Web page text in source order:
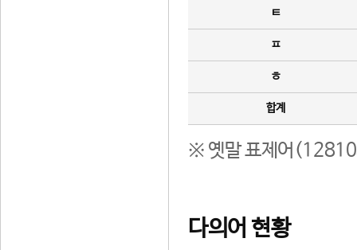
ㅌ
ㅍ
ㅎ
합계
※ 옛말 표제어(12810
다의어 현황